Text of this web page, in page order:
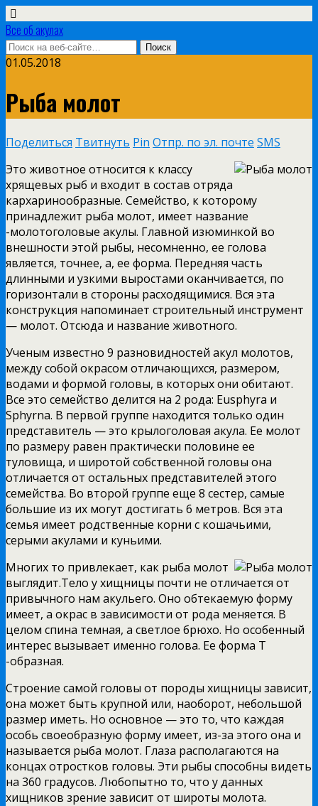
Все об акулах
01.05.2018
Рыба молот
Поделиться Твитнуть Pin Отпр. по эл. почте SMS
Это животное относится к классу
хрящевых рыб и входит в состав отряда
кархаринообразные. Семейство, к которому
принадлежит рыба молот, имеет название
-молотоголовые акулы. Главной изюминкой во
внешности этой рыбы, несомненно, ее голова
является, точнее, а, ее форма. Передняя часть
длинными и узкими выростами оканчивается, по
горизонтали в стороны расходящимися. Вся эта
конструкция напоминает строительный инструмент
— молот. Отсюда и название животного.
Ученым известно 9 разновидностей акул молотов,
между собой окрасом отличающихся, размером,
водами и формой головы, в которых они обитают.
Все это семейство делится на 2 рода: Eusphyra и
Sphyrna. В первой группе находится только один
представитель — это крылоголовая акула. Ее молот
по размеру равен практически половине ее
туловища, и широтой собственной головы она
отличается от остальных представителей этого
семейства. Во второй группе еще 8 сестер, самые
большие из их могут достигать 6 метров. Вся эта
семья имеет родственные корни с кошачьими,
серыми акулами и куньими.
Многих то привлекает, как рыба молот
выглядит.Тело у хищницы почти не отличается от
привычного нам акульего. Оно обтекаемую форму
имеет, а окрас в зависимости от рода меняется. В
целом спина темная, а светлое брюхо. Но особенный
интерес вызывает именно голова. Ее форма Т
-образная.
Строение самой головы от породы хищницы зависит,
она может быть крупной или, наоборот, небольшой
размер иметь. Но основное — это то, что каждая
особь своеобразную форму имеет, из-за этого она и
называется рыба молот. Глаза располагаются на
концах отростков головы. Эти рыбы способны видеть
на 360 градусов. Любопытно то, что у данных
хищников зрение зависит от широты молота.